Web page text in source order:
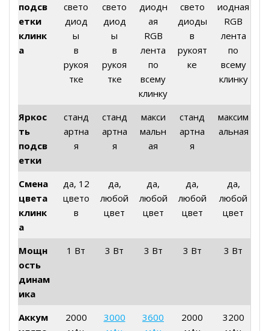
подсв
етки
клинк
а
свето
диод
ы
в
рукоя
тке
свето
диод
ы
в
рукоя
тке
диодн
ая
RGB
лента
по
всему
клинку
свето
диоды
в
рукоят
ке
иодная
RGB
лента
по
всему
клинку
Яркос
ть
подсв
етки
станд
артна
я
станд
артна
я
макси
мальн
ая
станд
артна
я
максим
альная
Смена
цвета
клинк
а
да, 12
цвето
в
да,
любой
цвет
да,
любой
цвет
да,
любой
цвет
да,
любой
цвет
Мощн
ость
динам
ика
1 Вт 3 Вт 3 Вт 3 Вт 3 Вт
Аккум
2000
3000
3600
2000
3200